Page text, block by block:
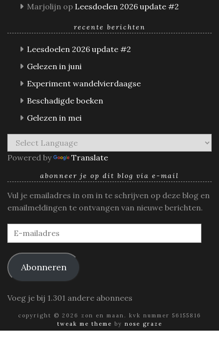
Marjolijn op Leesdoelen 2026 update #2
recente berichten
Leesdoelen 2026 update #2
Gelezen in juni
Experiment wandelvierdaagse
Beschadigde boeken
Gelezen in mei
Powered by Translate
abonneer je op dit blog via e-mail
Vul je emailadres in om in te schrijven op deze blog en
emailmeldingen te ontvangen van nieuwe berichten.
E-
mailadres
Abonneren
Voeg je bij 1.301 andere abonnees
copyright © 2026 zon en maan. kvk nummer 56155816
tweak me theme by nose graze